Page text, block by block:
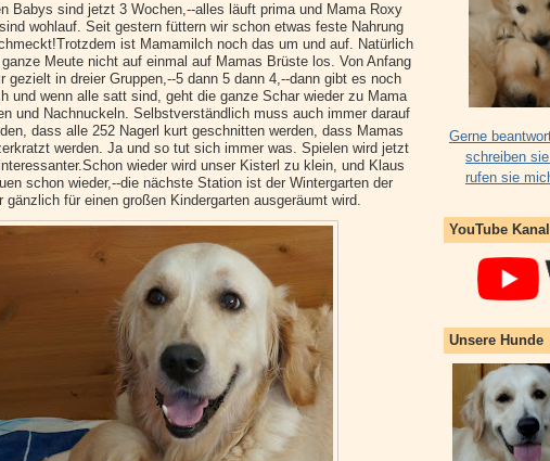
Babys sind jetzt 3 Wochen,--alles läuft prima und Mama Roxy
wohlauf. Seit gestern füttern wir schon etwas feste Nahrung
ist Mamamilch noch das um und auf. Natürlich
ganze Meute nicht auf einmal auf Mamas Brüste los. Von Anfang
gezielt in dreier Gruppen,--5 dann 5 dann 4,--dann gibt es noch
und wenn alle satt sind, geht die ganze Schar wieder zu Mama
und Nachnuckeln. Selbstverständlich muss auch immer darauf
dass alle 252 Nagerl kurt geschnitten werden, dass Mamas
werden. Ja und so tut sich immer was. Spielen wird jetzt
wieder wird unser Kisterl zu klein, und Klaus
schon wieder,--die nächste Station ist der Wintergarten der
gänzlich für einen großen Kindergarten ausgeräumt wird.
Gerne
schreiben
rufen sie
YouTube Kanal
Unsere Hunde